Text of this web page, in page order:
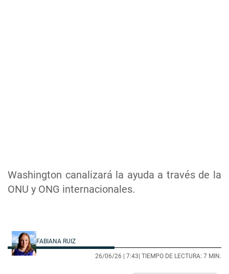
Washington canalizará la ayuda a través de la
ONU y ONG internacionales.
FABIANA RUIZ
26/06/26 | 7:43| TIEMPO DE LECTURA: 7 MIN.